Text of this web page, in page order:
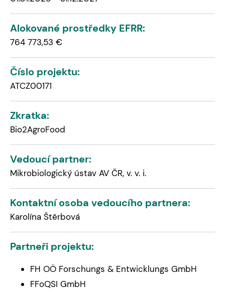
Alokované prostředky EFRR:
764 773,53 €
Číslo projektu:
ATCZ00171
Zkratka:
Bio2AgroFood
Vedoucí partner:
Mikrobiologický ústav AV ČR, v. v. i.
Kontaktní osoba vedoucího partnera:
Karolína Štěrbová
Partneři projektu:
FH OÖ Forschungs & Entwicklungs GmbH
FFoQSI GmbH